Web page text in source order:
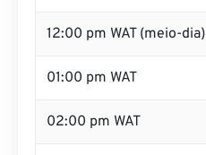
12:00 pm WAT (meio-dia)
01:00 pm WAT
02:00 pm WAT